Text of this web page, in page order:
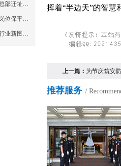
广东国盾特卫保安集团总部迁址公告
情暖中秋送关怀，坚守岗位保平安​——集团公司工会组织开展“情暖中秋”慰问活动
粤浙携手筑平安，共绘行业新图景——国盾特卫与安邦科技战略合作暨人防一体化项目签约仪式圆满举行
挥着“半边天”的智慧
上一篇： 为节庆筑安
推荐服务 /